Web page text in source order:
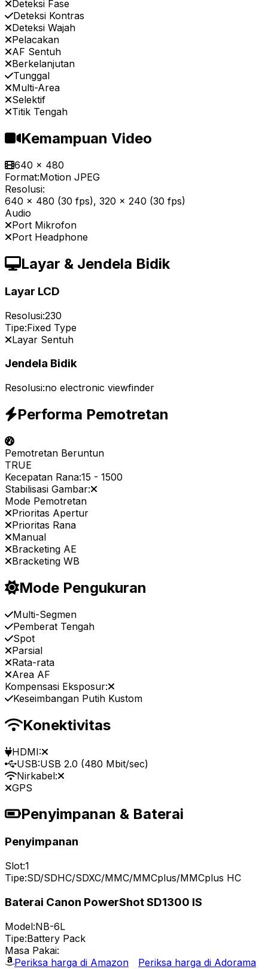
Deteksi Fase
Deteksi Kontras
Deteksi Wajah
Pelacakan
AF Sentuh
Berkelanjutan
Tunggal
Multi-Area
Selektif
Titik Tengah
Kemampuan Video
640 x 480
Format:Motion JPEG
Resolusi:
640 x 480 (30 fps), 320 x 240 (30 fps)
Audio
Port Mikrofon
Port Headphone
Layar & Jendela Bidik
Layar LCD
Resolusi:230
Tipe:Fixed Type
Layar Sentuh
Jendela Bidik
Resolusi:no electronic viewfinder
Performa Pemotretan
Pemotretan Beruntun
TRUE
Kecepatan Rana:15 - 1500
Stabilisasi Gambar:
Mode Pemotretan
Prioritas Apertur
Prioritas Rana
Manual
Bracketing AE
Bracketing WB
Mode Pengukuran
Multi-Segmen
Pemberat Tengah
Spot
Parsial
Rata-rata
Area AF
Kompensasi Eksposur:
Keseimbangan Putih Kustom
Konektivitas
HDMI:
USB:USB 2.0 (480 Mbit/sec)
Nirkabel:
GPS
Penyimpanan & Baterai
Penyimpanan
Slot:1
Tipe:SD/SDHC/SDXC/MMC/MMCplus/MMCplus HC
Baterai Canon PowerShot SD1300 IS
Model:NB-6L
Tipe:Battery Pack
Masa Pakai:
Periksa harga di Amazon
Periksa harga di Adorama